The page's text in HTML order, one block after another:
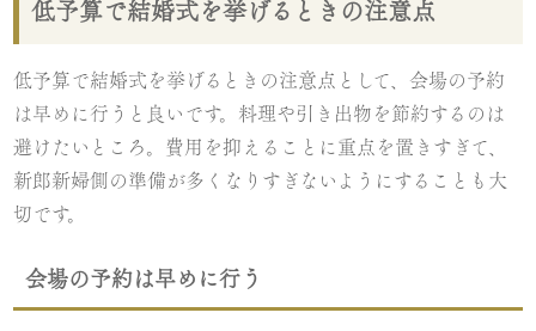
低予算で結婚式を挙げるときの注意点
低予算で結婚式を挙げるときの注意点として、会場の予約
は早めに行うと良いです。料理や引き出物を節約するのは
避けたいところ。費用を抑えることに重点を置きすぎて、
新郎新婦側の準備が多くなりすぎないようにすることも大
切です。
会場の予約は早めに行う